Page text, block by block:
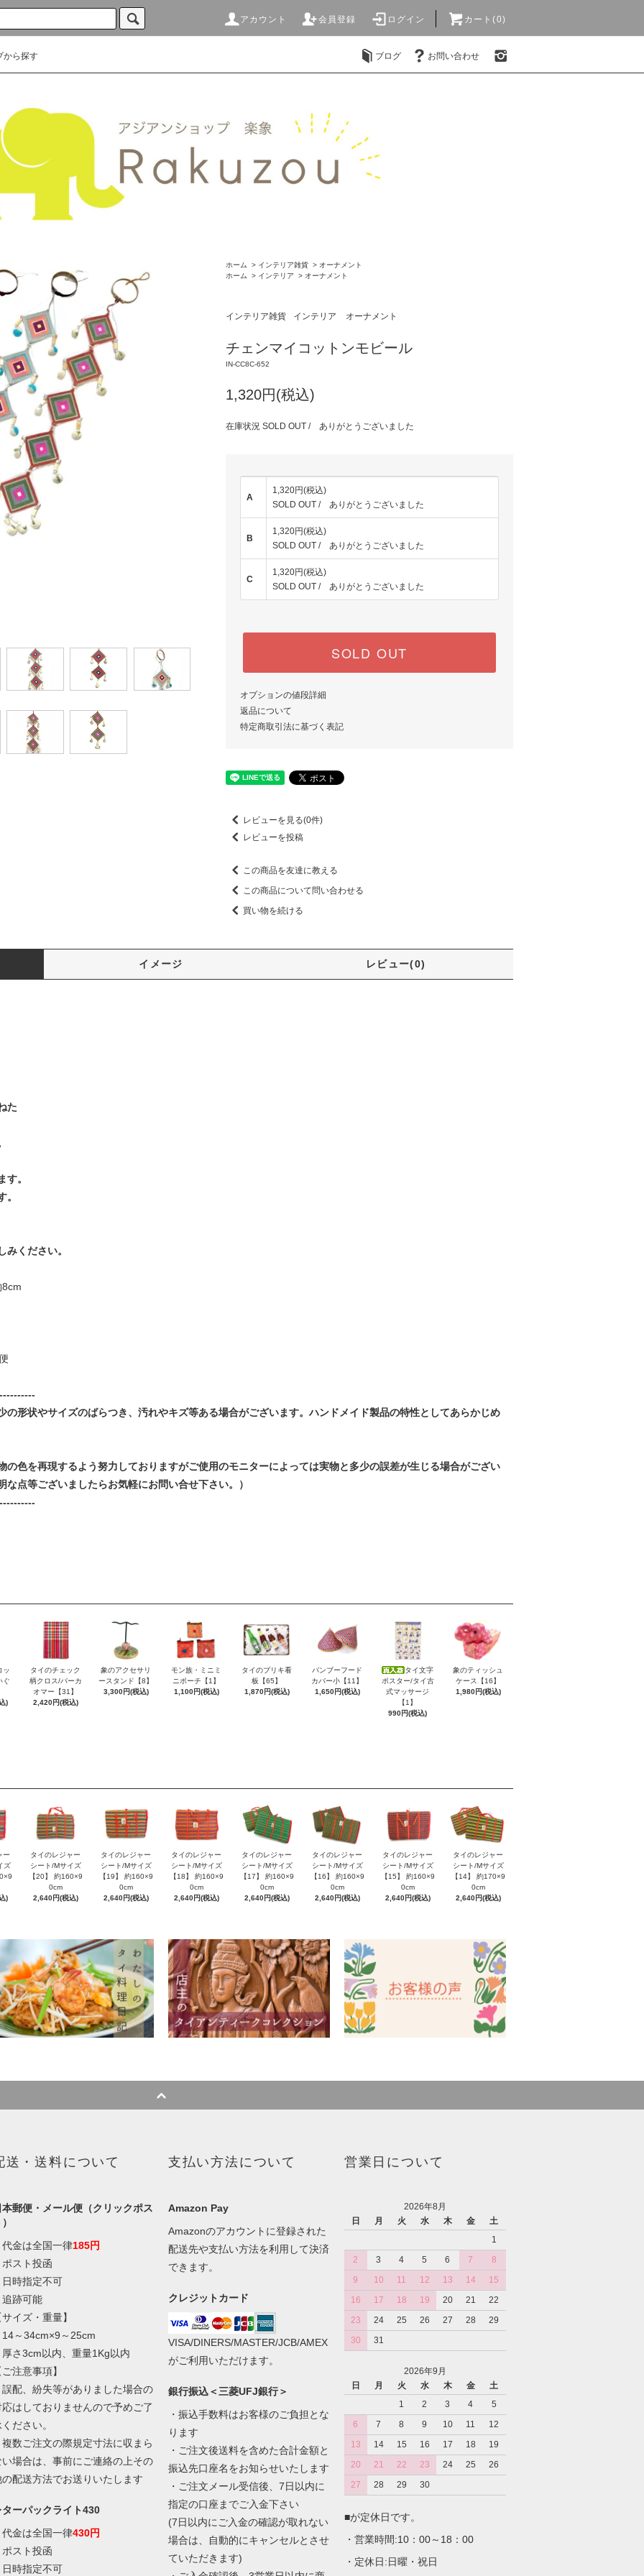
アカウント 会員登録 ログイン カート(0)
から探す ブログ お問い合わせ
ホーム > インテリア雑貨 > オーナメント
ホーム
> インテリア > オーナメント
インテリア雑貨 インテリア オーナメント
チェンマイコットンモビール
IN-CC8C-652
1,320円(税込)
在庫状況 SOLD OUT / ありがとうございました
A
1,320円(税込)
SOLD OUT / ありがとうございました
B
1,320円(税込)
SOLD OUT / ありがとうございました
C
1,320円(税込)
SOLD OUT / ありがとうございました
SOLD OUT
オプションの値段詳細
返品について
特定商取引法に基づく表記
レビューを見る(0件)
レビューを投稿
この商品を友達に教える
この商品について問い合わせる
買い物を続ける
イメージ レビュー(0)
た
。
ください。
形状やサイズのばらつき、汚れやキズ等ある場合がございます。ハンドメイド製品の特性としてあらかじめ
色を再現するよう努力しておりますがご使用のモニターによっては実物と多少の誤差が生じる場合がござい
点等ございましたらお気軽にお問い合せ下さい。）
ッ
ぐ
)
タイのチェック
柄クロス/パーカ
オマー【31】
2,420円(税込)
象のアクセサリ
ースタンド【8】
3,300円(税込)
モン族・ミニミ
ニポーチ【1】
1,100円(税込)
タイのブリキ看
板【65】
1,870円(税込)
バンブーフード
カバー小【11】
1,650円(税込)
タイ文字
ポスター/タイ古
式マッサージ
【1】
990円(税込)
象のティッシュ
ケース【16】
1,980円(税込)
ー
ズ
)
タイのレジャー
シート/Mサイズ
【20】 約160×9
0cm
2,640円(税込)
タイのレジャー
シート/Mサイズ
【19】 約160×9
0cm
2,640円(税込)
タイのレジャー
シート/Mサイズ
【18】 約160×9
0cm
2,640円(税込)
タイのレジャー
シート/Mサイズ
【17】 約160×9
0cm
2,640円(税込)
タイのレジャー
シート/Mサイズ
【16】 約160×9
0cm
2,640円(税込)
タイのレジャー
シート/Mサイズ
【15】 約160×9
0cm
2,640円(税込)
タイのレジャー
シート/Mサイズ
【14】 約170×9
0cm
2,640円(税込)
送・送料について
本郵便・メール便（クリックポス
代金は全国一律185円
ポスト投函
日時指定不可
追跡可能
イズ・重量】
14～34cm×9～25cm
厚さ3cm以内、重量1Kg以内
注意事項】
誤配、紛失等がありました場合の
応はしておりませんので予めご了
ださい。
複数ご注文の際規定寸法に収まら
い場合は、事前にご連絡の上その
の配送方法でお送りいたします
ターパックライト430
代金は全国一律430円
ポスト投函
日時指定不可
支払い方法について
Amazon Pay
Amazonのアカウントに登録された
配送先や支払い方法を利用して決済
できます。
クレジットカード
VISA/DINERS/MASTER/JCB/AMEX
がご利用いただけます。
銀行振込＜三菱UFJ銀行＞
・振込手数料はお客様のご負担とな
ります
・ご注文後送料を含めた合計金額と
振込先口座名をお知らせいたします
・ご注文メール受信後、7日以内に
指定の口座までご入金下さい
(7日以内にご入金の確認が取れない
場合は、自動的にキャンセルとさせ
ていただきます)
営業日について
2026年8月
日
月 火 水 木 金
土
1
2
3 4 5 6 7
8
9
10 11 12 13 14
15
16
17 18 19 20 21
22
23
24 25 26 27 28
29
30
31
2026年9月
日
月 火 水 木 金
土
1
2 3 4
5
6
7 8 9 10 11
12
13
14 15 16 17 18
19
20
21 22 23 24 25
26
27
28 29 30
■が定休日です。
・営業時間:10：00～18：00
・定休日:日曜・祝日